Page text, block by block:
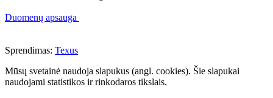
Duomenų apsauga
Sprendimas: Texus
Mūsų svetainė naudoja slapukus (angl. cookies). Šie slapukai
naudojami statistikos ir rinkodaros tikslais.